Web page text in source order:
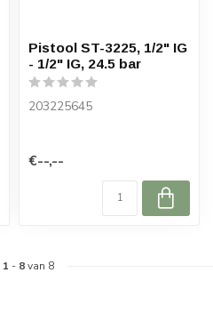
Pistool ST-3225, 1/2" IG
- 1/2" IG, 24.5 bar
203225645
€--,--
1 - 8van 8